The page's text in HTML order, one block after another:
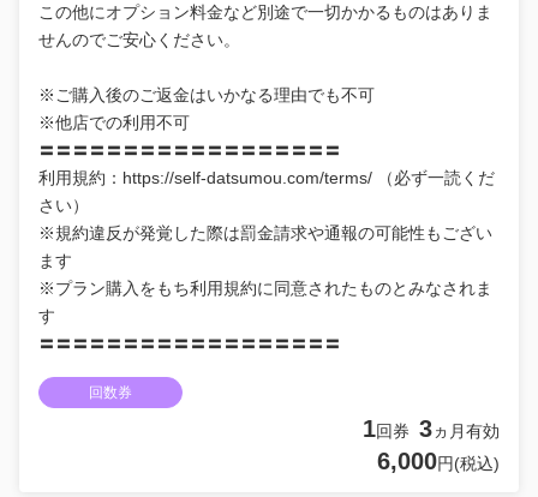
この他にオプション料金など別途で一切かかるものはありま
せんのでご安心ください。
※ご購入後のご返金はいかなる理由でも不可
※他店での利用不可
〓〓〓〓〓〓〓〓〓〓〓〓〓〓〓〓〓〓
利用規約：https://self-datsumou.com/terms/ （必ず一読くだ
さい）
※規約違反が発覚した際は罰金請求や通報の可能性もござい
ます
※プラン購入をもち利用規約に同意されたものとみなされま
す
〓〓〓〓〓〓〓〓〓〓〓〓〓〓〓〓〓〓
回数券
1回券 3ヵ月有効
6,000円(税込)